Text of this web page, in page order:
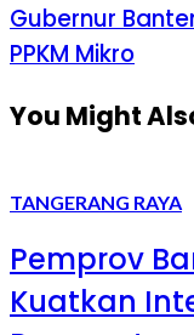
Gubernur
PPKM Mikro
You Might
TANGERANG RAYA
Pemprov
Kuatkan